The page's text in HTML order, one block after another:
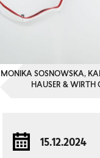
MONIKA SOSNOWSKA,
HAUSER & WIRTH
15.12.2024